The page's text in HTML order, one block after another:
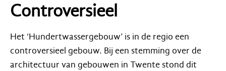
Controversieel
Het ‘Hundertwassergebouw’ is in de regio een
controversieel gebouw. Bij een stemming over de
architectuur van gebouwen in Twente stond dit